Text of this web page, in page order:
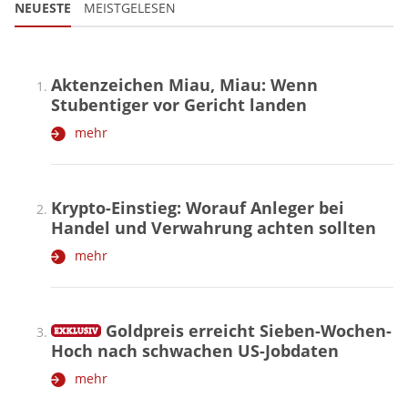
NEUESTE MEISTGELESEN
Aktenzeichen Miau, Miau: Wenn
Stubentiger vor Gericht landen
mehr
Krypto-Einstieg: Worauf Anleger bei
Handel und Verwahrung achten sollten
mehr
Goldpreis erreicht Sieben-Wochen-
Hoch nach schwachen US-Jobdaten
mehr